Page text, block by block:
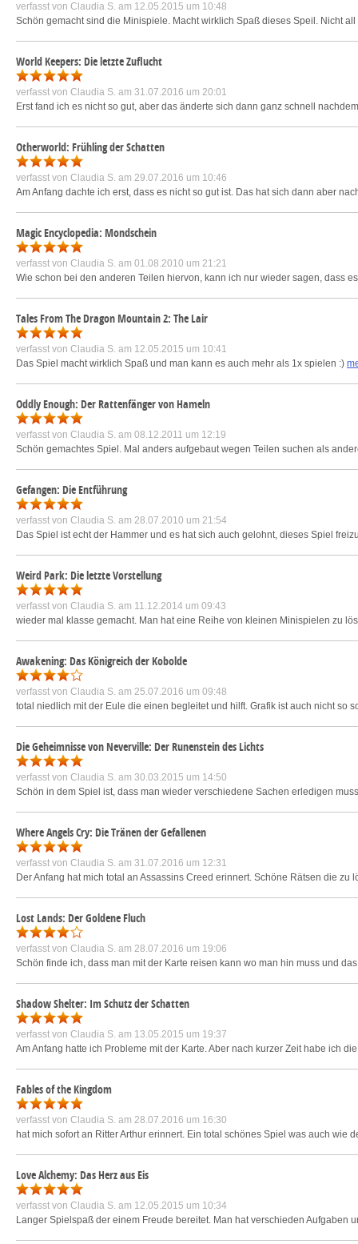
verfasst von Claudia S. am 12.05.2015 um 10:48
Schön gemacht sind die Minispiele. Macht wirklich Spaß dieses Speil. Nicht
World Keepers: Die letzte Zuflucht
verfasst von Claudia S. am 31.07.2016 um 20:01
Erst fand ich es nicht so gut, aber das änderte sich dann ganz schnell
Otherworld: Frühling der Schatten
verfasst von Claudia S. am 29.07.2016 um 10:46
Am Anfang dachte ich erst, dass es nicht so gut ist. Das hat sich dann aber
Magic Encyclopedia: Mondschein
verfasst von Claudia S. am 01.08.2010 um 21:21
Wie schon bei den anderen Teilen hiervon, kann ich nur wieder sagen, dass
Tales From The Dragon Mountain 2: The Lair
verfasst von Claudia S. am 12.05.2015 um 10:41
Das Spiel macht wirklich Spaß und man kann es auch mehr als 1x spielen :)
Oddly Enough: Der Rattenfänger von Hameln
verfasst von Claudia S. am 08.12.2011 um 12:19
Schön gemachtes Spiel. Mal anders aufgebaut wegen Teilen suchen als
Gefangen: Die Entführung
verfasst von Claudia S. am 28.07.2010 um 21:54
Das Spiel ist echt der Hammer und es hat sich auch gelohnt, dieses Spiel
Weird Park: Die letzte Vorstellung
verfasst von Claudia S. am 11.12.2014 um 09:43
wieder mal klasse gemacht. Man hat eine Reihe von kleinen Minispielen zu
Awakening: Das Königreich der Kobolde
verfasst von Claudia S. am 25.07.2016 um 09:48
total niedlich mit der Eule die einen begleitet und hilft. Grafik ist auch nicht so
Die Geheimnisse von Neverville: Der Runenstein des Lichts
verfasst von Claudia S. am 30.03.2015 um 14:50
Schön in dem Spiel ist, dass man wieder verschiedene Sachen erledigen
Where Angels Cry: Die Tränen der Gefallenen
verfasst von Claudia S. am 31.07.2016 um 12:31
Der Anfang hat mich total an Assassins Creed erinnert. Schöne Rätsen die
Lost Lands: Der Goldene Fluch
verfasst von Claudia S. am 28.07.2016 um 19:06
Schön finde ich, dass man mit der Karte reisen kann wo man hin muss und
Shadow Shelter: Im Schutz der Schatten
verfasst von Claudia S. am 13.05.2015 um 19:37
Am Anfang hatte ich Probleme mit der Karte. Aber nach kurzer Zeit habe ich
Fables of the Kingdom
verfasst von Claudia S. am 28.07.2016 um 16:30
hat mich sofort an Ritter Arthur erinnert. Ein total schönes Spiel was auch wie
Love Alchemy: Das Herz aus Eis
verfasst von Claudia S. am 12.05.2015 um 10:34
Langer Spielspaß der einem Freude bereitet. Man hat verschieden Aufgaben